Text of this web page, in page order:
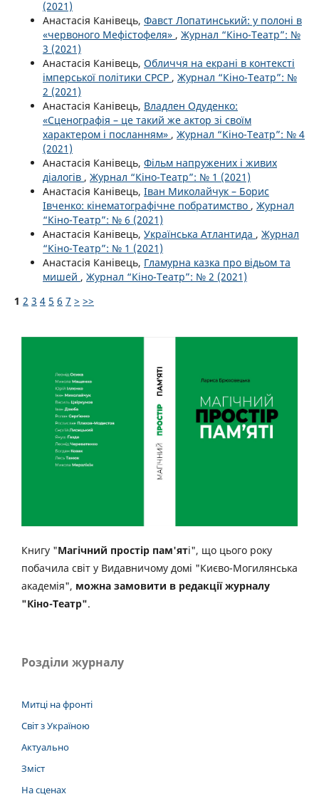
(2021)
Анастасія Канівець, Фавст Лопатинський: у полоні в
«червоного Мефістофеля» , Журнал “Кіно-Театр”: №
3 (2021)
Анастасія Канівець, Обличчя на екрані в контексті
імперської політики СРСР , Журнал “Кіно-Театр”: №
2 (2021)
Анастасія Канівець, Владлен Одуденко:
«Сценографія – це такий же актор зі своїм
характером і посланням» , Журнал “Кіно-Театр”: № 4
(2021)
Анастасія Канівець, Фільм напружених і живих
діалогів , Журнал “Кіно-Театр”: № 1 (2021)
Анастасія Канівець, Іван Миколайчук – Борис
Івченко: кінематографічне побратимство , Журнал
“Кіно-Театр”: № 6 (2021)
Анастасія Канівець, Українська Атлантида , Журнал
“Кіно-Театр”: № 1 (2021)
Анастасія Канівець, Гламурна казка про відьом та
мишей , Журнал “Кіно-Театр”: № 2 (2021)
1 2 3 4 5 6 7 > >>
Книгу "Магічний простір пам'яті", що цього року
побачила світ у Видавничому домі "Києво-Могилянська
академія", можна замовити в редакції журналу
"Кіно-Театр".
Розділи журналу
Митці на фронті
Світ з Україною
Актуально
Зміст
На сценах